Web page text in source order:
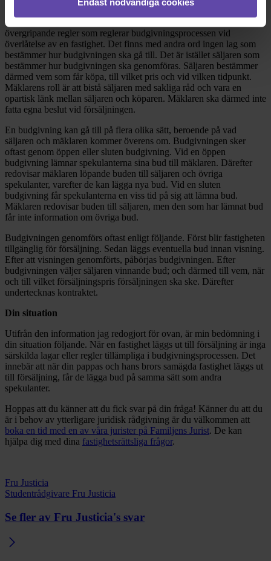
en budgivning. Det finns inga lagregler, branschpraxis eller
övergripande regler som reglerar budgivningsprocessen vid
överlåtelse av en fastighet. Det finns med andra ord ingen lag som
bestämmer hur budgivningen ska gå till. Det är istället säljaren som
bestämmer hur budgivningen ska genomföras. Säljaren bestämmer
därmed vem som får köpa, till vilket pris och vid vilken tidpunkt.
Mäklarens roll är att bistå säljaren med sakliga råd och vara en
opartisk länk mellan säljaren och köparen. Mäklaren ska därmed inte
fatta egna beslut vid försäljningen.
En budgivning kan gå till på flera olika sätt, beroende på vad
säljaren och mäklaren kommer överens om. Budgivningen sker
oftast genom öppen eller sluten budgivning. Vid en öppen
budgivning lämnar spekulanterna sina bud till mäklaren. Därefter
redovisar mäklaren löpande buden till säljaren och övriga
spekulanter, varefter de kan lägga nya bud. Vid en sluten
budgivning får spekulanterna en viss tid på sig att lämna bud.
Mäklaren redovisar buden till säljaren, men den som har lämnat bud
får inte information om övriga bud.
Budgivningen genomförs oftast enligt följande. Först blir fastigheten
tillgänglig för försäljning. Sedan läggs eventuella bud innan visning.
Efter att visningen genomförts, påbörjas budgivningen. Efter
budgivningen väljer säljaren vinnande bud; och därmed till vem, när
och till vilket försäljningspris försäljningen ska ske. Därefter
undertecknas kontraktet.
Din situation
Utifrån den information jag redogjort för ovan, är min bedömning i
din situation följande. När en fastighet läggs ut till försäljning är inga
särskilda lagar eller regler tillämpliga i budgivningsprocessen. Det
innebär att när din pappas och hans brors samägda fastighet läggs ut
till försäljning, får de lägga bud på samma sätt som andra
spekulanter.
Hoppas att du känner att du fick svar på din fråga! Känner du att du
är i behov av ytterligare juridisk rådgivning är du välkommen att
boka en tid med en av våra jurister på Familjens Jurist. De kan
hjälpa dig med dina fastighetsrättsliga frågor.
Fru Justicia
Studentrådgivare Fru Justicia
Se fler av Fru Justicia's svar